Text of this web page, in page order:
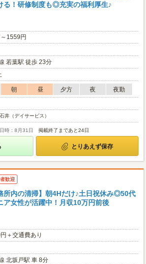
る！研修制度も◎充実の福利厚生♪
1559円
若葉駅 徒歩 23分
朝 昼 夕方 夜
夜勤
井（デイサービス）
時：8月31日 掲載終了まであと24日
とりあえず保存
歓迎
所内の清掃】朝4Hだけ♪土日祝休み◎50代
ア女性が活躍中！月収10万円前後
＋交通費あり
北坂戸駅 車 8分